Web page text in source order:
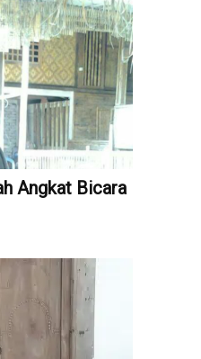
Angkat Bicara